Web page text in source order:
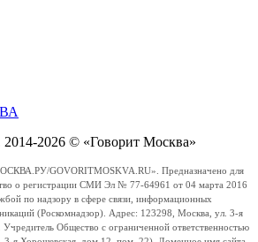
2026 © «Говорит Москва»
GOVORITMOSKVA.RU». Предназначено для
о регистрации СМИ Эл № 77-64961 от 04 марта 2016
по надзору в сфере связи, информационных
(Роскомнадзор). Адрес: 123298, Москва, ул. 3-я
Общество с ограниченной ответственностью